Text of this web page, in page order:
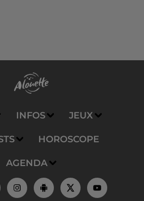
INFOS JEUX
HOROSCOPE
AGENDA